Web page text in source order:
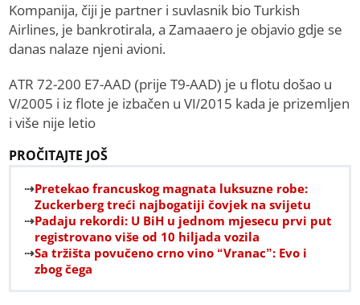
Kompanija, čiji je partner i suvlasnik bio Turkish
Airlines, je bankrotirala, a Zamaaero je objavio gdje se
danas nalaze njeni avioni.
ATR 72-200 E7-AAD (prije T9-AAD) je u flotu došao u
V/2005 i iz flote je izbačen u VI/2015 kada je prizemljen
i više nije letio
PROČITAJTE JOŠ
Pretekao francuskog magnata luksuzne robe:
Zuckerberg treći najbogatiji čovjek na svijetu
Padaju rekordi: U BiH u jednom mjesecu prvi put
registrovano više od 10 hiljada vozila
Sa tržišta povučeno crno vino “Vranac”: Evo i
zbog čega